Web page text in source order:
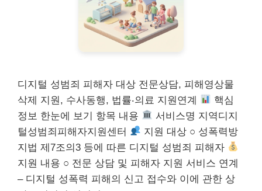
디지털 성범죄 피해자 대상 전문상담, 피해영상물
삭제 지원, 수사동행, 법률‧의료 지원연계
핵심
정보 한눈에 보기 항목 내용
서비스명 지역디지
털성범죄피해자지원센터
지원 대상 ○ 성폭력방
지법 제7조의3 등에 따른 디지털 성범죄 피해자
지원 내용 ○ 전문 상담 및 피해자 지원 서비스 연계
– 디지털 성폭력 피해의 신고 접수와 이에 관한 상